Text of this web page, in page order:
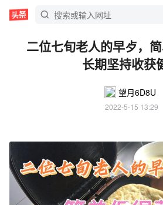
二位七旬老人的早歺，简
长期坚持收获
望月6D8U
2022-5-15 13:29